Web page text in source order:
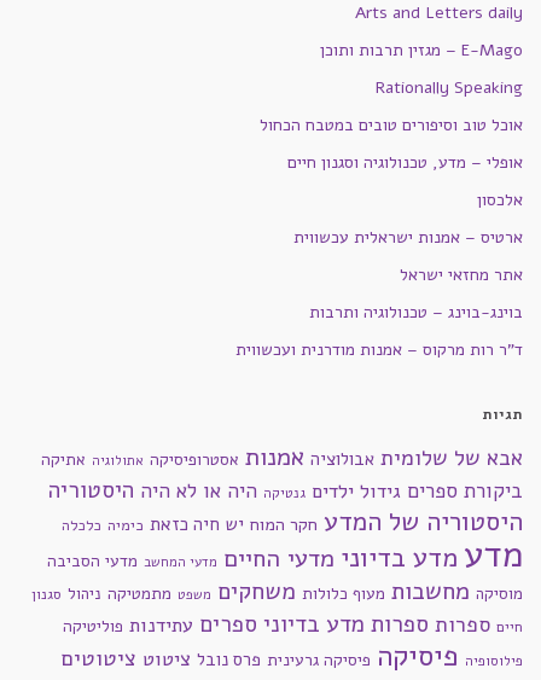
Arts and Letters daily
E-Mago – מגזין תרבות ותוכן
Rationally Speaking
אוכל טוב וסיפורים טובים במטבח הכחול
אופלי – מדע, טכנולוגיה וסגנון חיים
אלכסון
ארטיס – אמנות ישראלית עכשווית
אתר מחזאי ישראל
בוינג-בוינג – טכנולוגיה ותרבות
ד"ר רות מרקוס – אמנות מודרנית ועכשווית
תגיות
אבא של שלומית אבולוציה אמנות אסטרופיסיקה אתולוגיה אתיקה
ביקורת ספרים גידול ילדים גנטיקה היה או לא היה היסטוריה
היסטוריה של המדע חקר המוח יש חיה כזאת כימיה כלכלה
מדע מדע בדיוני מדעי החיים מדעי המחשב מדעי הסביבה
מוסיקה מחשבות מעוף כלולות משחקים משפט מתמטיקה ניהול סגנון
חיים ספרות ספרות מדע בדיוני ספרים עתידנות פוליטיקה
פילוסופיה פיסיקה פיסיקה גרעינית פרס נובל ציטוט ציטוטים